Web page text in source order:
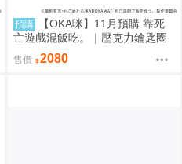
預購
【OKA咪】11月預購 靠死
亡遊戲混飯吃。｜壓克力鑰匙圈
02/全套組(全8種)(官方&新繪插
畫)
售價 2080